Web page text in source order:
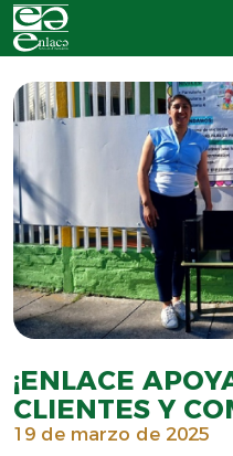
¡ENLACE
CLIENTES Y
19 de marzo de 2025